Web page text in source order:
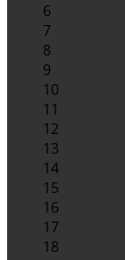
6
7
8
9
10
11
12
13
14
15
16
17
18